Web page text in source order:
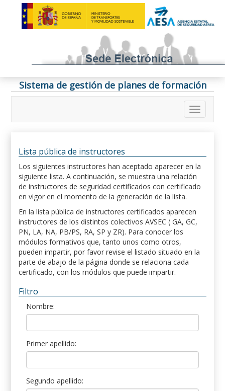
Sistema de gestión de planes de formación
Lista pública de instructores
Los siguientes instructores han aceptado aparecer en la
siguiente lista. A continuación, se muestra una relación
de instructores de seguridad certificados con certificado
en vigor en el momento de la generación de la lista.
En la lista pública de instructores certificados aparecen
instructores de los distintos colectivos AVSEC ( GA, GC,
PN, LA, NA, PB/PS, RA, SP y ZR). Para conocer los
módulos formativos que, tanto unos como otros,
pueden impartir, por favor revise el listado situado en la
parte de abajo de la página donde se relaciona cada
certificado, con los módulos que puede impartir.
Filtro
Nombre:
Primer apellido:
Segundo apellido: